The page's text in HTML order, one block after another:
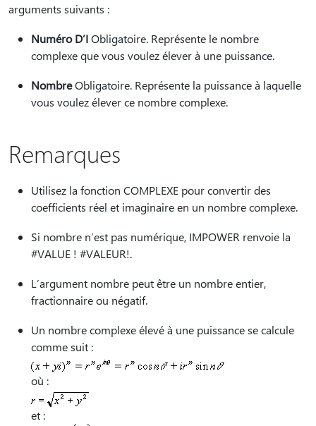
arguments suivants :
Numéro D’IObligatoire. Représente le nombre
complexe que vous voulez élever à une puissance.
NombreObligatoire. Représente la puissance à laquelle
vous voulez élever ce nombre complexe.
Remarques
Utilisez la fonction COMPLEXE pour convertir des
coefficients réel et imaginaire en un nombre complexe.
Si nombre n’est pas numérique, IMPOWER renvoie la
#VALUE ! #VALEUR!.
L’argument nombre peut être un nombre entier,
fractionnaire ou négatif.
Un nombre complexe élevé à une puissance se calcule
comme suit :
où :
et :